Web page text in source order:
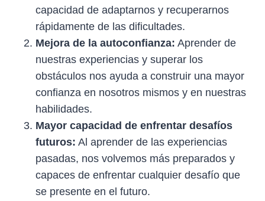
capacidad de adaptarnos y recuperarnos
rápidamente de las dificultades.
Mejora de la autoconfianza: Aprender de
nuestras experiencias y superar los
obstáculos nos ayuda a construir una mayor
confianza en nosotros mismos y en nuestras
habilidades.
Mayor capacidad de enfrentar desafíos
futuros: Al aprender de las experiencias
pasadas, nos volvemos más preparados y
capaces de enfrentar cualquier desafío que
se presente en el futuro.